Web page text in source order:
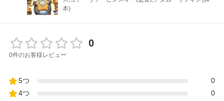
本)
0
0件のお客様レビュー
5つ
0
4つ
0